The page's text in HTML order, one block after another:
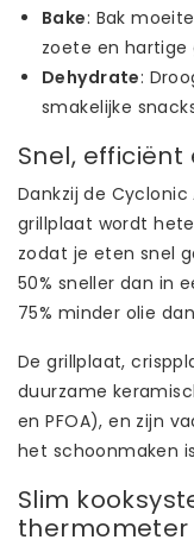
Bake: Bak
zoete en hartige
Dehydrate:
smakelijke
Snel,
Dankzij de
grillplaat wordt
zodat je eten snel
50% sneller dan in
75% minder olie
De grillplaat,
duurzame
en PFOA), en zijn
het schoonmaken
Slim
thermometer